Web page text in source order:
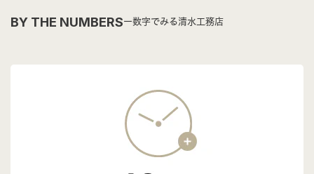
BY THE NUMBERS 数字でみる清水工務店